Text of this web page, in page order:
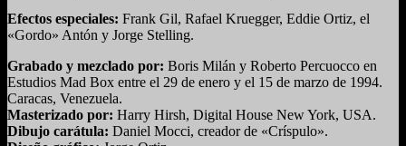
Efectos especiales: Frank Gil, Rafael Kruegger, Eddie Ortiz, el
«Gordo» Antón y Jorge Stelling.
Grabado y mezclado por: Boris Milán y Roberto Percuocco en
Estudios Mad Box entre el 29 de enero y el 15 de marzo de 1994.
Caracas, Venezuela.
Masterizado por: Harry Hirsh, Digital House New York, USA.
Dibujo carátula: Daniel Mocci, creador de «Críspulo».